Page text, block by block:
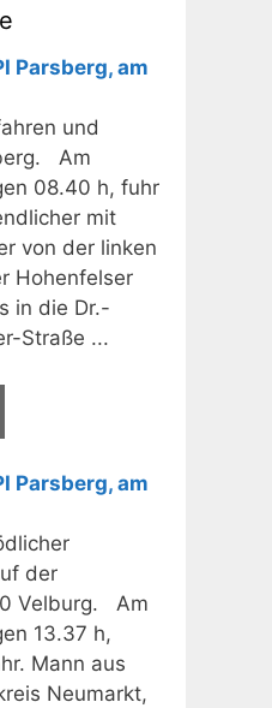
Parsberg, am
und
Am
08.40 h, fuhr
mit
von der linken
Hohenfelser
in die Dr.-
Straße ...
Parsberg, am
der
Velburg. Am
13.37 h,
Mann aus
Neumarkt,